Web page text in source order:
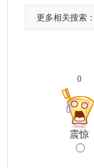
更多相关搜索：
0
震惊